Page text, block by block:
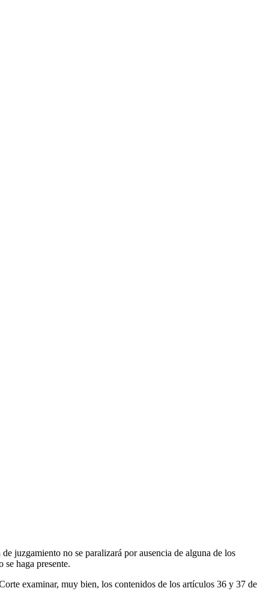
juzgamiento no se paralizará por ausencia de alguna de los
haga presente.
examinar, muy bien, los contenidos de los artículos 36 y 37 de